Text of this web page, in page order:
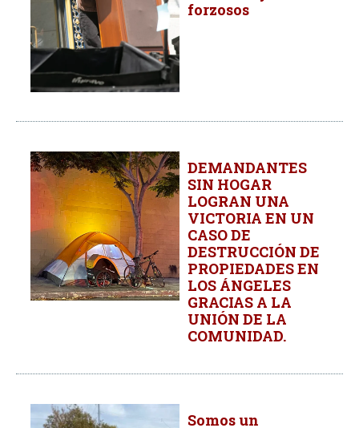
forzosos
DEMANDANTES
SIN HOGAR
LOGRAN UNA
VICTORIA EN UN
CASO DE
DESTRUCCIÓN DE
PROPIEDADES EN
LOS ÁNGELES
GRACIAS A LA
UNIÓN DE LA
COMUNIDAD.
Somos un